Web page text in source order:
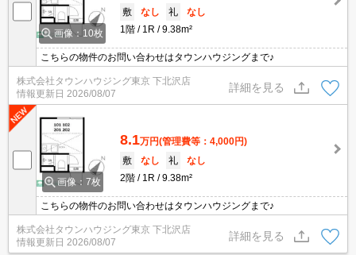
画像：10枚
敷
なし 礼
なし
1階
1R 9.38m²
こちらの物件のお問い合わせはタウンハウジングまで♪
株式会社タウンハウジング東京 下北沢店
情報更新日 2026/08/07
詳細を見る
画像：7枚
8.1万円(管理費等：4,000円)
敷
なし 礼
なし
2階
1R 9.38m²
こちらの物件のお問い合わせはタウンハウジングまで♪
株式会社タウンハウジング東京 下北沢店
情報更新日 2026/08/07
詳細を見る